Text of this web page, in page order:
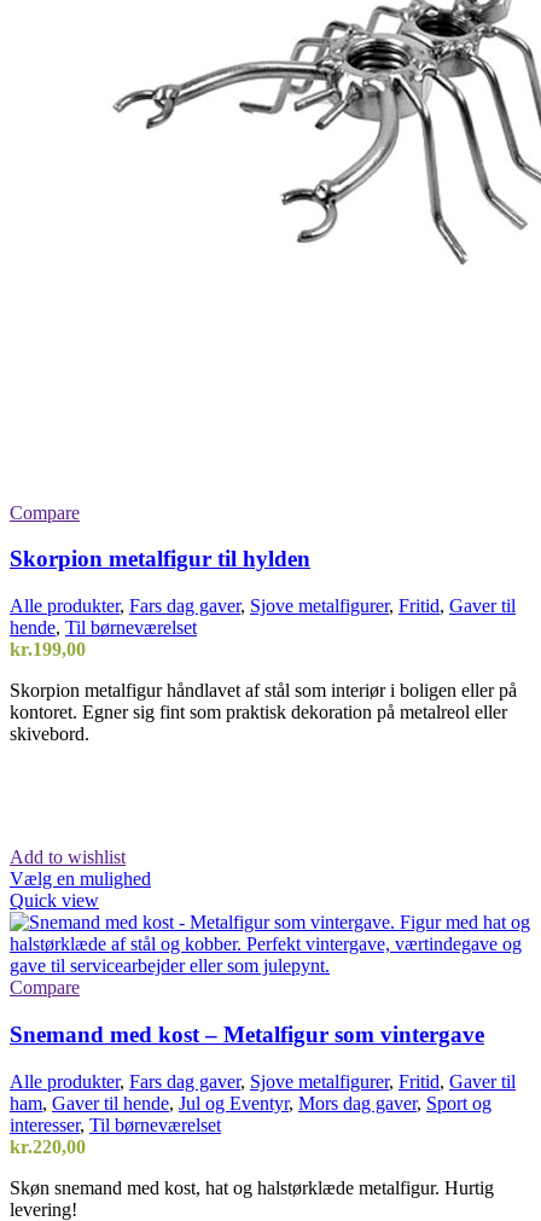
Compare
Skorpion metalfigur til hylden
Alle produkter, Fars dag gaver, Sjove metalfigurer, Fritid, Gaver til
hende, Til børneværelset
kr.199,00
Skorpion metalfigur håndlavet af stål som interiør i boligen eller på
kontoret. Egner sig fint som praktisk dekoration på metalreol eller
skivebord.
Add to wishlist
Vælg en mulighed
Quick view
Compare
Snemand med kost – Metalfigur som vintergave
Alle produkter, Fars dag gaver, Sjove metalfigurer, Fritid, Gaver til
ham, Gaver til hende, Jul og Eventyr, Mors dag gaver, Sport og
interesser, Til børneværelset
kr.220,00
Skøn snemand med kost, hat og halstørklæde metalfigur. Hurtig
levering!